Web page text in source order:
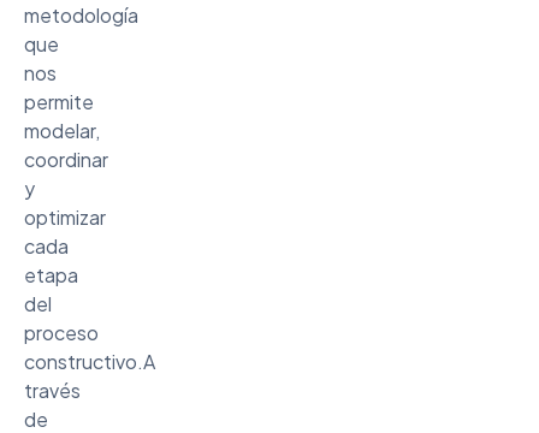
metodología
que
nos
permite
modelar,
coordinar
y
optimizar
cada
etapa
del
proceso
constructivo.A
través
de